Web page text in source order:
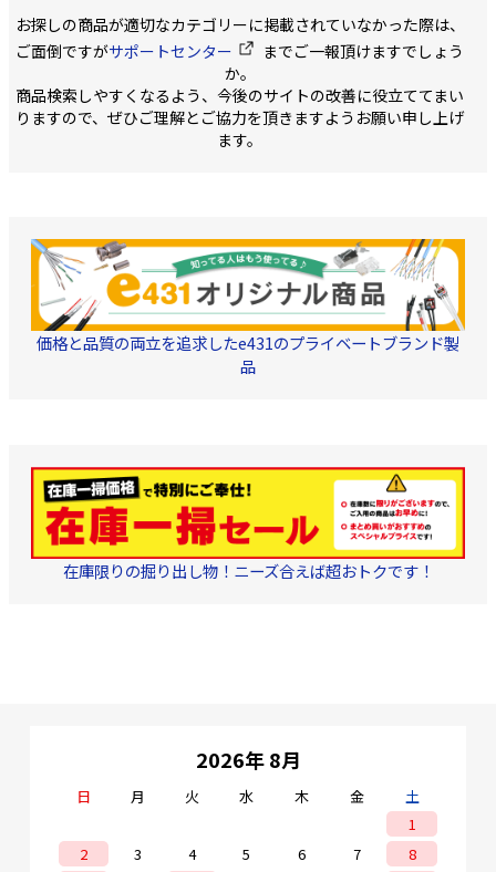
お探しの商品が適切なカテゴリーに掲載されていなかった際は、
ご面倒ですがサポートセンター
までご一報頂けますでしょう
か。
商品検索しやすくなるよう、今後のサイトの改善に役立ててまい
りますので、ぜひご理解とご協力を頂きますようお願い申し上げ
ます。
価格と品質の両立を追求したe431のプライベートブランド製
品
在庫限りの掘り出し物！ニーズ合えば超おトクです！
2026年 8月
日 月 火 水 木 金
土
1
2
3 4 5 6 7
8